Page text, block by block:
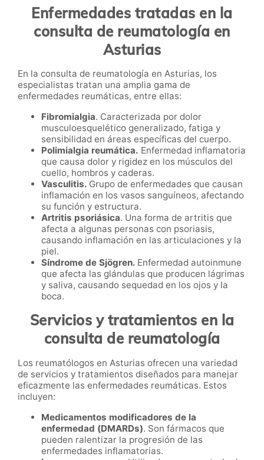
Enfermedades tratadas en la
consulta de reumatología en
Asturias
En la consulta de reumatología en Asturias, los
especialistas tratan una amplia gama de
enfermedades reumáticas, entre ellas:
Fibromialgia. Caracterizada por dolor
musculoesquelético generalizado, fatiga y
sensibilidad en áreas específicas del cuerpo.
Polimialgia reumática. Enfermedad inflamatoria
que causa dolor y rigidez en los músculos del
cuello, hombros y caderas.
Vasculitis. Grupo de enfermedades que causan
inflamación en los vasos sanguíneos, afectando
su función y estructura.
Artritis psoriásica. Una forma de artritis que
afecta a algunas personas con psoriasis,
causando inflamación en las articulaciones y la
piel.
Síndrome de Sjögren. Enfermedad autoinmune
que afecta las glándulas que producen lágrimas
y saliva, causando sequedad en los ojos y la
boca.
Servicios y tratamientos en la
consulta de reumatología
Los reumatólogos en Asturias ofrecen una variedad
de servicios y tratamientos diseñados para manejar
eficazmente las enfermedades reumáticas. Estos
incluyen:
Medicamentos modificadores de la
enfermedad (DMARDs). Son fármacos que
pueden ralentizar la progresión de las
enfermedades inflamatorias.